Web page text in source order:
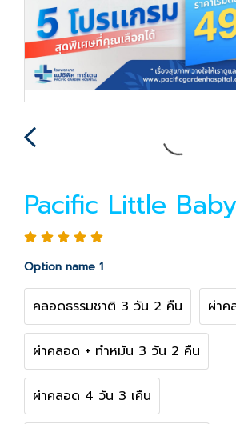
Pacific Little Baby
Option name 1
คลอดธรรมชาติ 3 วัน 2 คืน ผ่า
ผ่าคลอด + ทำหมัน 3 วัน 2 คืน
ผ่าคลอด 4 วัน 3 เคืน